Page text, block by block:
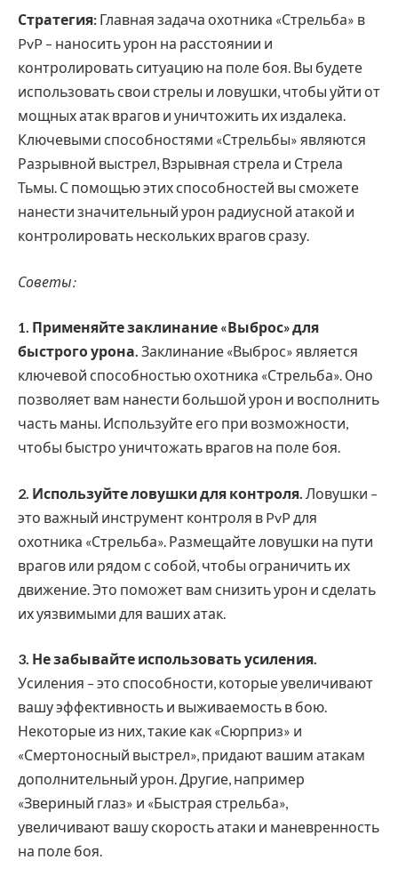
Стратегия: Главная задача охотника «Стрельба» в
PvP – наносить урон на расстоянии и
контролировать ситуацию на поле боя. Вы будете
использовать свои стрелы и ловушки, чтобы уйти от
мощных атак врагов и уничтожить их издалека.
Ключевыми способностями «Стрельбы» являются
Разрывной выстрел, Взрывная стрела и Стрела
Тьмы. С помощью этих способностей вы сможете
нанести значительный урон радиусной атакой и
контролировать нескольких врагов сразу.
Советы:
1. Применяйте заклинание «Выброс» для
быстрого урона. Заклинание «Выброс» является
ключевой способностью охотника «Стрельба». Оно
позволяет вам нанести большой урон и восполнить
часть маны. Используйте его при возможности,
чтобы быстро уничтожать врагов на поле боя.
2. Используйте ловушки для контроля. Ловушки –
это важный инструмент контроля в PvP для
охотника «Стрельба». Размещайте ловушки на пути
врагов или рядом с собой, чтобы ограничить их
движение. Это поможет вам снизить урон и сделать
их уязвимыми для ваших атак.
3. Не забывайте использовать усиления.
Усиления – это способности, которые увеличивают
вашу эффективность и выживаемость в бою.
Некоторые из них, такие как «Сюрприз» и
«Смертоносный выстрел», придают вашим атакам
дополнительный урон. Другие, например
«Звериный глаз» и «Быстрая стрельба»,
увеличивают вашу скорость атаки и маневренность
на поле боя.